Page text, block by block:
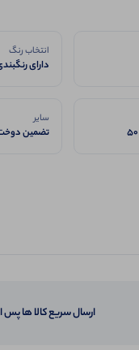
انتخاب رنگ
دارای
سایر
تضمین
ارسال سریع کالا ها